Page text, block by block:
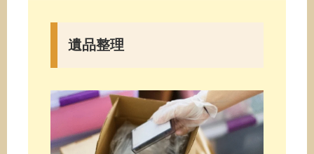
遺品整理